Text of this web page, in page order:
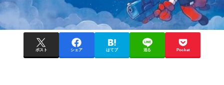
ポスト シェア はてブ 送る Pocket